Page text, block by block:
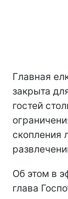
Главная
закрыта
гостей
скопления
Об этом в
глава